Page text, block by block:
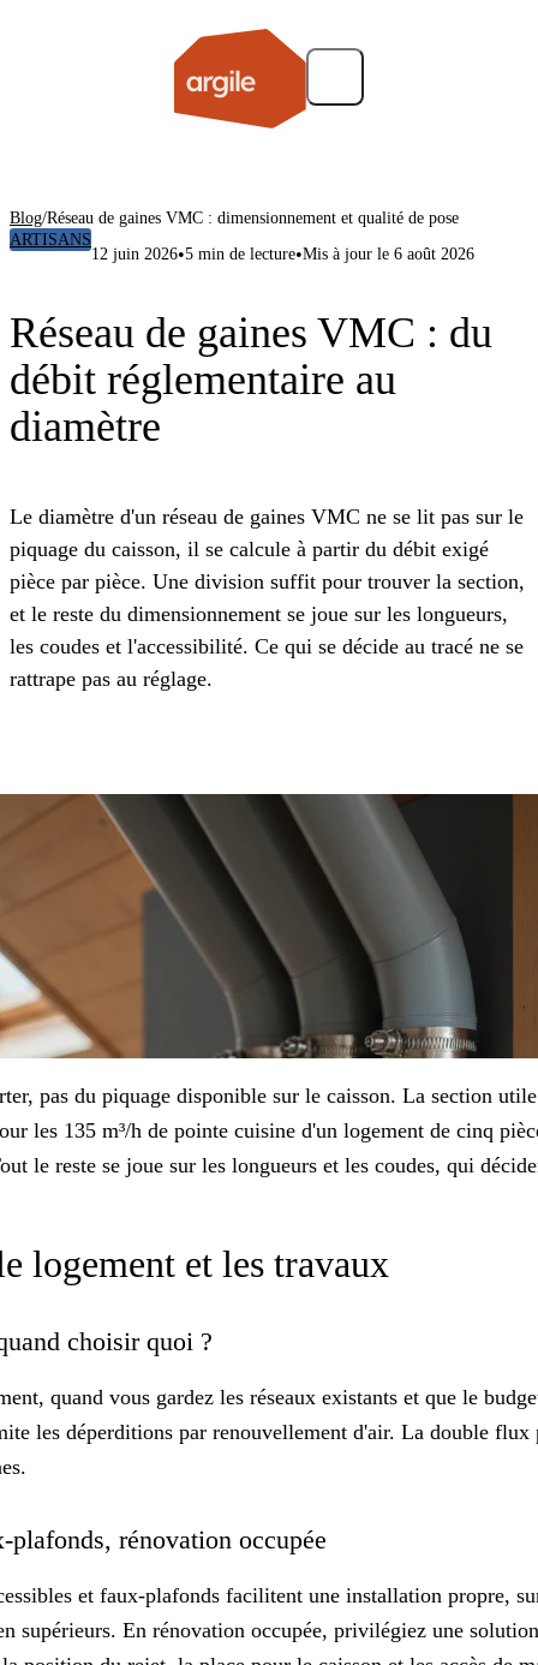
Blog/Réseau de gaines VMC : dimensionnement et qualité de pose
ARTISANS
12 juin 2026•5 min de lecture•Mis à jour le 6 août 2026
Réseau de gaines VMC : du
débit réglementaire au
diamètre
Le diamètre d'un réseau de gaines VMC ne se lit pas sur le
piquage du caisson, il se calcule à partir du débit exigé
pièce par pièce. Une division suffit pour trouver la section,
et le reste du dimensionnement se joue sur les longueurs,
les coudes et l'accessibilité. Ce qui se décide au tracé ne se
rattrape pas au réglage.
pas du piquage disponible sur le caisson. La section
les 135 m³/h de pointe cuisine d'un logement de cinq
le reste se joue sur les longueurs et les coudes, qui
logement et les travaux
choisir quoi ?
quand vous gardez les réseaux existants et que le
les déperditions par renouvellement d'air. La double flux
rénovation occupée
et faux-plafonds facilitent une installation propre,
supérieurs. En rénovation occupée, privilégiez une